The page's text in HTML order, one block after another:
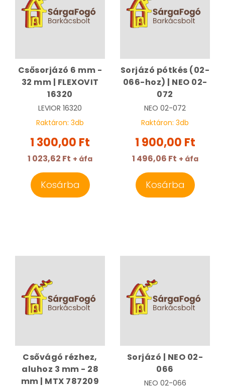
Csősorjázó 6 mm -
32 mm | FLEXOVIT
16320
LEVIOR 16320
Raktáron: 3db
1 300,00 Ft
1 023,62 Ft + áfa
Kosárba
Sorjázó pótkés (02-
066-hoz) | NEO 02-
072
NEO 02-072
Raktáron: 3db
1 900,00 Ft
1 496,06 Ft + áfa
Kosárba
Csővágó rézhez,
aluhoz 3 mm - 28
mm | MTX 787209
Sorjázó | NEO 02-
066
NEO 02-066